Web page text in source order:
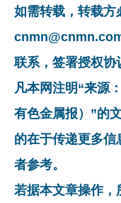
如需转载，转载方
联系，签署授权协
凡本网注明“来源
有色金属报）”的
的在于传递更多
者参考。
若据本文章操作，